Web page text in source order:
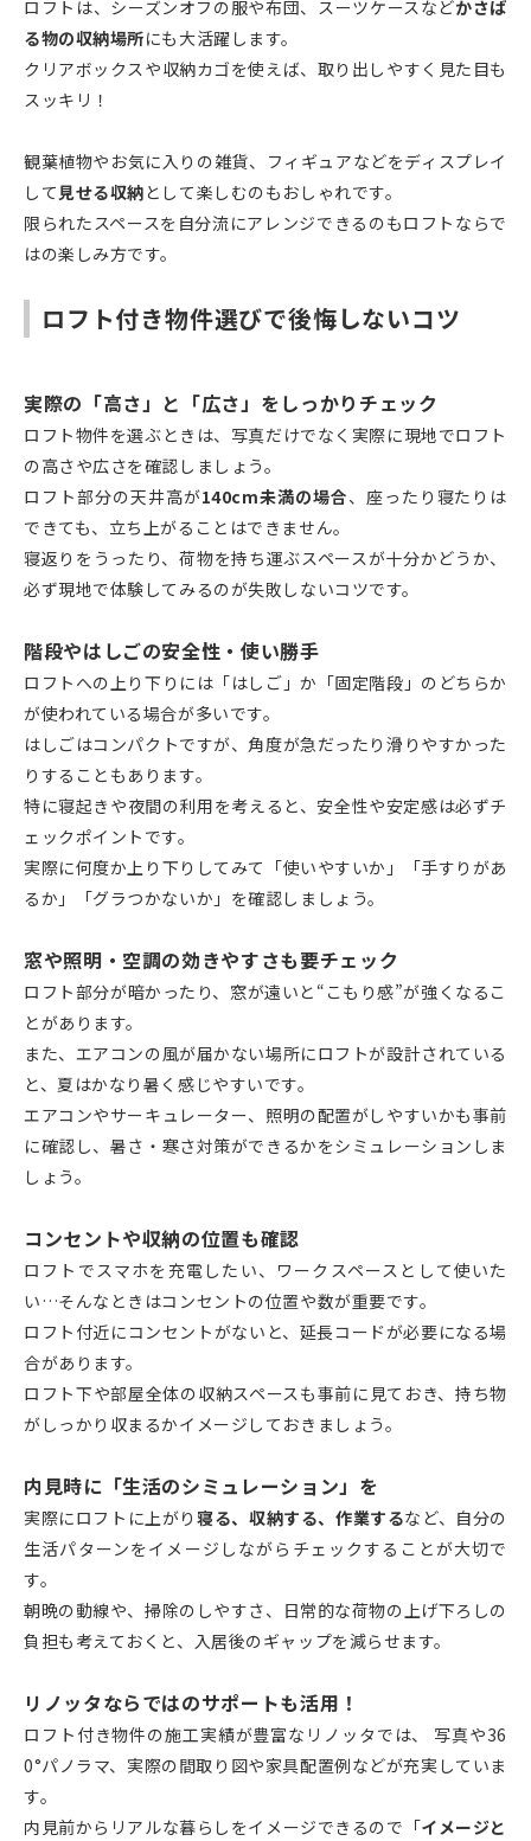
ロフトは、シーズンオフの服や布団、スーツケースなどかさば
る物の収納場所にも大活躍します。
クリアボックスや収納カゴを使えば、取り出しやすく見た目も
スッキリ！
観葉植物やお気に入りの雑貨、フィギュアなどをディスプレイ
して見せる収納として楽しむのもおしゃれです。
限られたスペースを自分流にアレンジできるのもロフトならで
はの楽しみ方です。
ロフト付き物件選びで後悔しないコツ
実際の「高さ」と「広さ」をしっかりチェック
ロフト物件を選ぶときは、写真だけでなく実際に現地でロフト
の高さや広さを確認しましょう。
ロフト部分の天井高が140cm未満の場合、座ったり寝たりは
できても、立ち上がることはできません。
寝返りをうったり、荷物を持ち運ぶスペースが十分かどうか、
必ず現地で体験してみるのが失敗しないコツです。
階段やはしごの安全性・使い勝手
ロフトへの上り下りには「はしご」か「固定階段」のどちらか
が使われている場合が多いです。
はしごはコンパクトですが、角度が急だったり滑りやすかった
りすることもあります。
特に寝起きや夜間の利用を考えると、安全性や安定感は必ずチ
ェックポイントです。
実際に何度か上り下りしてみて「使いやすいか」「手すりがあ
るか」「グラつかないか」を確認しましょう。
窓や照明・空調の効きやすさも要チェック
ロフト部分が暗かったり、窓が遠いと“こもり感”が強くなるこ
とがあります。
また、エアコンの風が届かない場所にロフトが設計されている
と、夏はかなり暑く感じやすいです。
エアコンやサーキュレーター、照明の配置がしやすいかも事前
に確認し、暑さ・寒さ対策ができるかをシミュレーションしま
しょう。
コンセントや収納の位置も確認
ロフトでスマホを充電したい、ワークスペースとして使いた
い…そんなときはコンセントの位置や数が重要です。
ロフト付近にコンセントがないと、延長コードが必要になる場
合があります。
ロフト下や部屋全体の収納スペースも事前に見ておき、持ち物
がしっかり収まるかイメージしておきましょう。
内見時に「生活のシミュレーション」を
実際にロフトに上がり寝る、収納する、作業するなど、自分の
生活パターンをイメージしながらチェックすることが大切で
す。
朝晩の動線や、掃除のしやすさ、日常的な荷物の上げ下ろしの
負担も考えておくと、入居後のギャップを減らせます。
リノッタならではのサポートも活用！
ロフト付き物件の施工実績が豊富なリノッタでは、 写真や36
0°パノラマ、実際の間取り図や家具配置例などが充実していま
す。
内見前からリアルな暮らしをイメージできるので「イメージと